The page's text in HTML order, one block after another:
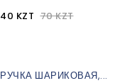
40 KZT 70 KZT
РУЧКА ШАРИКОВАЯ,...